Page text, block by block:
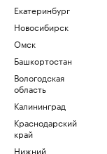
Екатеринбург
Новосибирск
Омск
Башкортостан
Вологодская
область
Калининград
Краснодарский
край
Нижний